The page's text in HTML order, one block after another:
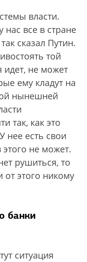
власти.
нас все в стране
сказал Путин.
той
идет, не может
ему кладут на
нынешней
так, как это
нее есть свои
не может.
рушиться, то
от этого никому
банки
ситуация